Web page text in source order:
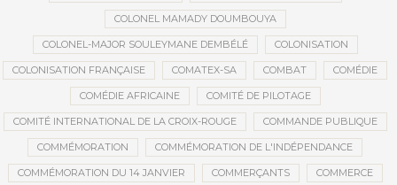
COLONEL MAMADY DOUMBOUYA
COLONEL-MAJOR SOULEYMANE DEMBÉLÉ COLONISATION
COLONISATION FRANÇAISE COMATEX-SA COMBAT COMÉDIE
COMÉDIE AFRICAINE COMITÉ DE PILOTAGE
COMITÉ INTERNATIONAL DE LA CROIX-ROUGE COMMANDE PUBLIQUE
COMMÉMORATION COMMÉMORATION DE L'INDÉPENDANCE
COMMÉMORATION DU 14 JANVIER COMMERÇANTS COMMERCE